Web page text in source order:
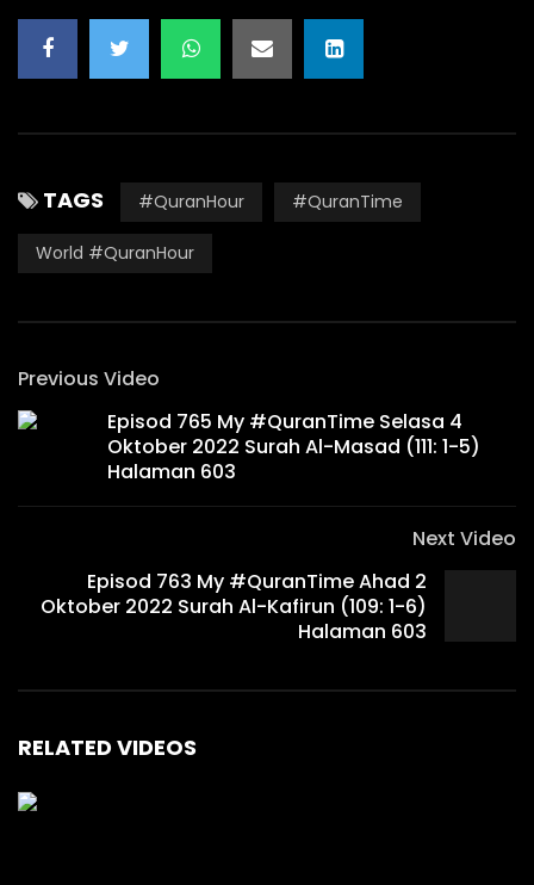
TAGS #QuranHour #QuranTime
World #QuranHour
Previous Video
Episod 765 My #QuranTime Selasa 4
Oktober 2022 Surah Al-Masad (111: 1-5)
Halaman 603
Next Video
Episod 763 My #QuranTime Ahad 2
Oktober 2022 Surah Al-Kafirun (109: 1-6)
Halaman 603
RELATED VIDEOS